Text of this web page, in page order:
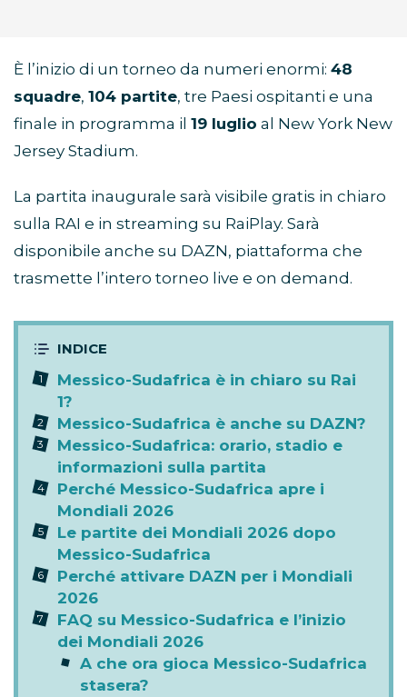
È l’inizio di un torneo da numeri enormi: 48
squadre, 104 partite, tre Paesi ospitanti e una
finale in programma il 19 luglio al New York New
Jersey Stadium.
La partita inaugurale sarà visibile gratis in chiaro
sulla RAI e in streaming su RaiPlay. Sarà
disponibile anche su DAZN, piattaforma che
trasmette l’intero torneo live e on demand.
Messico-Sudafrica è in chiaro su Rai
1?
Messico-Sudafrica è anche su DAZN?
Messico-Sudafrica: orario, stadio e
informazioni sulla partita
Perché Messico-Sudafrica apre i
Mondiali 2026
Le partite dei Mondiali 2026 dopo
Messico-Sudafrica
Perché attivare DAZN per i Mondiali
2026
FAQ su Messico-Sudafrica e l’inizio
dei Mondiali 2026
A che ora gioca Messico-Sudafrica
stasera?